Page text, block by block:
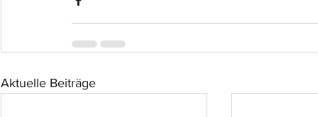
Aktuelle Beiträge